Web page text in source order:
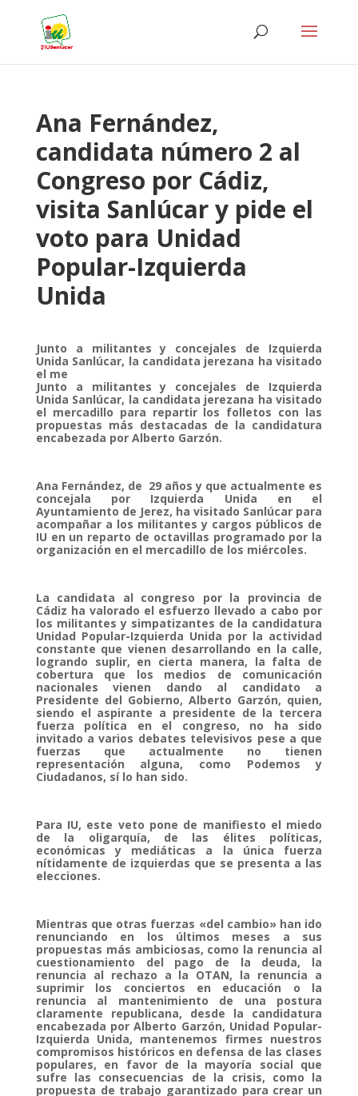
Ana Fernández,
candidata número 2 al
Congreso por Cádiz,
visita Sanlúcar y pide el
voto para Unidad
Popular-Izquierda
Unida
Junto a militantes y concejales de Izquierda
Unida Sanlúcar, la candidata jerezana ha visitado
el me
Junto a militantes y concejales de Izquierda
Unida Sanlúcar, la candidata jerezana ha visitado
el mercadillo para repartir los folletos con las
propuestas más destacadas de la candidatura
encabezada por Alberto Garzón.
Ana Fernández, de 29 años y que actualmente es
concejala por Izquierda Unida en el
Ayuntamiento de Jerez, ha visitado Sanlúcar para
acompañar a los militantes y cargos públicos de
IU en un reparto de octavillas programado por la
organización en el mercadillo de los miércoles.
La candidata al congreso por la provincia de
Cádiz ha valorado el esfuerzo llevado a cabo por
los militantes y simpatizantes de la candidatura
Unidad Popular-Izquierda Unida por la actividad
constante que vienen desarrollando en la calle,
logrando suplir, en cierta manera, la falta de
cobertura que los medios de comunicación
nacionales vienen dando al candidato a
Presidente del Gobierno, Alberto Garzón, quien,
siendo el aspirante a presidente de la tercera
fuerza política en el congreso, no ha sido
invitado a varios debates televisivos pese a que
fuerzas que actualmente no tienen
representación alguna, como Podemos y
Ciudadanos, sí lo han sido.
Para IU, este veto pone de manifiesto el miedo
de la oligarquía, de las élites políticas,
económicas y mediáticas a la única fuerza
nítidamente de izquierdas que se presenta a las
elecciones.
Mientras que otras fuerzas «del cambio» han ido
renunciando en los últimos meses a sus
propuestas más ambiciosas, como la renuncia al
cuestionamiento del pago de la deuda, la
renuncia al rechazo a la OTAN, la renuncia a
suprimir los conciertos en educación o la
renuncia al mantenimiento de una postura
claramente republicana, desde la candidatura
encabezada por Alberto Garzón, Unidad Popular-
Izquierda Unida, mantenemos firmes nuestros
compromisos históricos en defensa de las clases
populares, en favor de la mayoría social que
sufre las consecuencias de la crisis, como la
propuesta de trabajo garantizado para crear un